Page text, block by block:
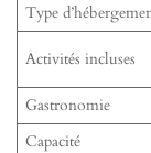
Type
Activités incluses
Gastronomie
Capacité